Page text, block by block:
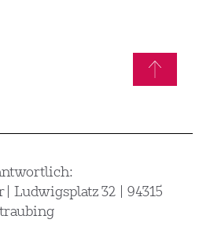
Ludwigsplatz 32 | 94315